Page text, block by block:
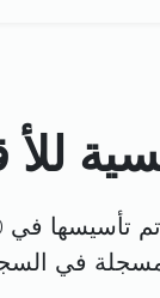
في 30 سبتمبر 1997 برأس مال قدره
في